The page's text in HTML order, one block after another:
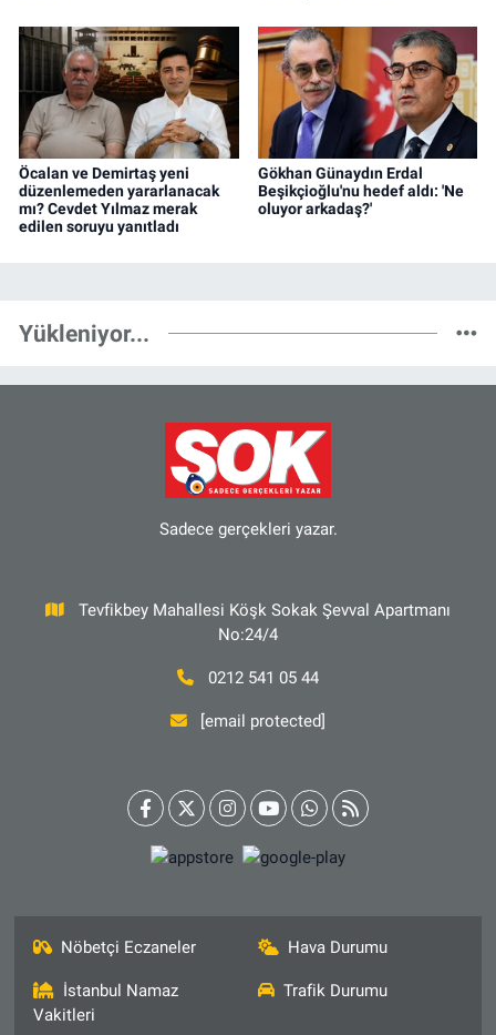
Öcalan ve Demirtaş yeni
düzenlemeden yararlanacak
mı? Cevdet Yılmaz merak
edilen soruyu yanıtladı
Gökhan Günaydın Erdal
Beşikçioğlu'nu hedef aldı: 'Ne
oluyor arkadaş?'
Yükleniyor...
Sadece gerçekleri yazar.
Tevfikbey Mahallesi Köşk Sokak Şevval Apartmanı
No:24/4
0212 541 05 44
[email protected]
Nöbetçi Eczaneler Hava Durumu
İstanbul Namaz
Vakitleri
Trafik Durumu